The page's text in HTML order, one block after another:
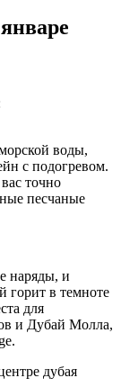
воды,
с подогревом.
точно
песчаные
наряды, и
горит в темноте
для
и Дубай Молла,